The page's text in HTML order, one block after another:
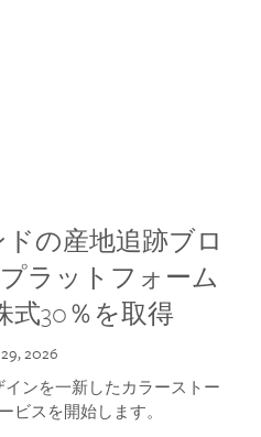
の産地追跡ブロ
ラットフォーム
式30％を取得
2026
ンを一新したカラーストー
ビスを開始します。